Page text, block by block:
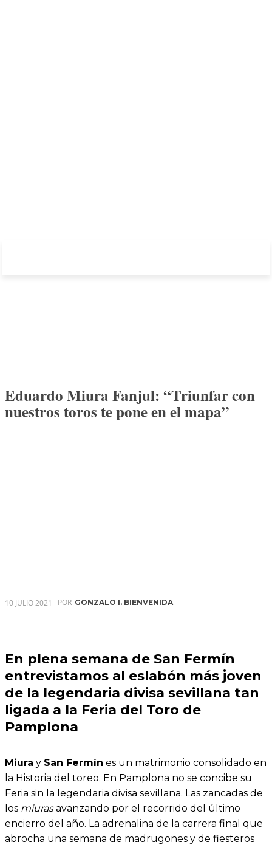
Eduardo Miura Fanjul: “Triunfar con
nuestros toros te pone en el mapa”
10 JULIO 2021 POR GONZALO I. BIENVENIDA
En plena semana de San Fermín
entrevistamos al eslabón más joven
de la legendaria divisa sevillana tan
ligada a la Feria del Toro de
Pamplona
Miura y San Fermín es un matrimonio consolidado en
la Historia del toreo. En Pamplona no se concibe su
Feria sin la legendaria divisa sevillana. Las zancadas de
los miurasavanzando por el recorrido del último
encierro del año. La adrenalina de la carrera final que
abrocha una semana de madrugones y de fiesteros